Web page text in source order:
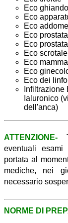
Eco
Eco
Eco
Eco
Eco
Eco scrotale
Eco
Eco
Eco dei
Ialuronico
dell'anca)
ATTENZIONE-
eventuali esami
portata al
mediche, nei
necessario
NORME DI